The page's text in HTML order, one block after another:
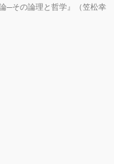
─その論理と哲学』（笠松幸